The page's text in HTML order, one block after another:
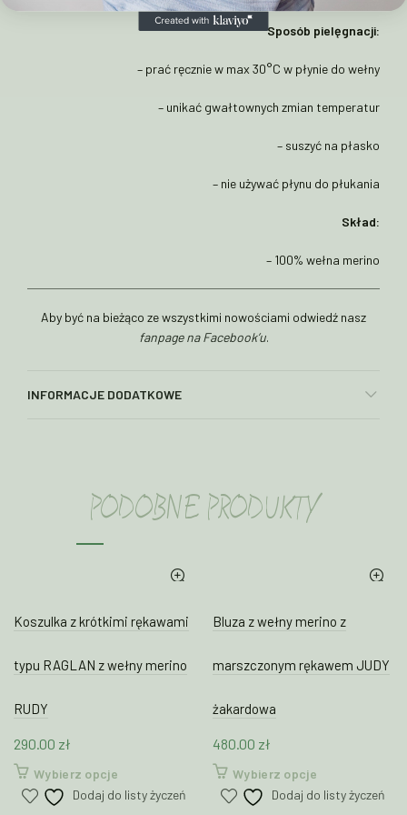
Sposób pielęgnacji:
– prać ręcznie w max 30°C w płynie do wełny
– unikać gwałtownych zmian temperatur
– suszyć na płasko
– nie używać płynu do płukania
Skład:
– 100% wełna merino
Aby być na bieżąco ze wszystkimi nowościami odwiedź nasz
fanpage na Facebook’u.
INFORMACJE DODATKOWE
PODOBNE PRODUKTY
Koszulka z krótkimi rękawami
typu RAGLAN z wełny merino
RUDY
290.00 zł
Wybierz opcjeTen
produkt
Dodaj do listy życzeń
Bluza z wełny merino z
marszczonym rękawem JUDY
żakardowa
480.00 zł
Wybierz opcjeTen
produkt
Dodaj do listy życzeń